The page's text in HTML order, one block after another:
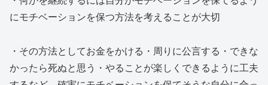
にモチベーションを保つ方法を考えることが大切
・その方法としてお金をかける・周りに公言する・できな
かったら死ぬと思う・やることが楽しくできるように工夫